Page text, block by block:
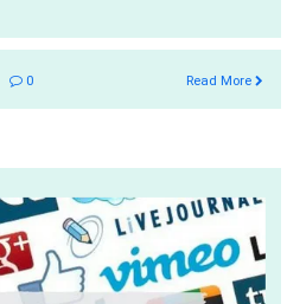
0 Read More